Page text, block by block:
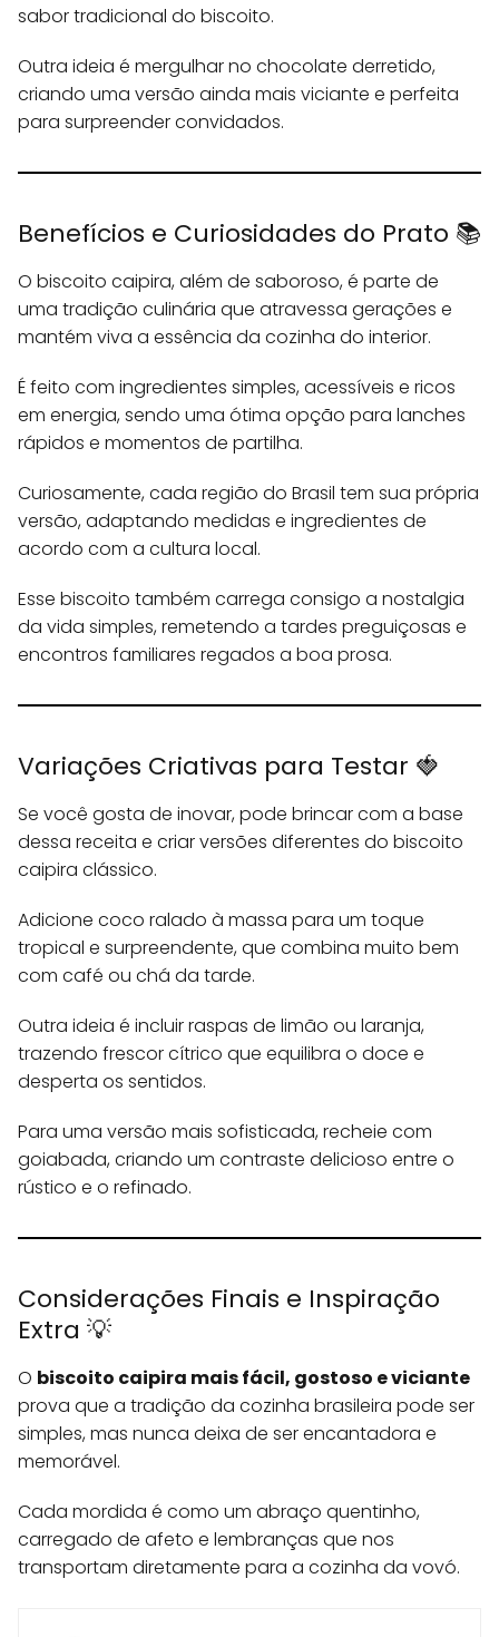
sabor tradicional do biscoito.
Outra ideia é mergulhar no chocolate derretido,
criando uma versão ainda mais viciante e perfeita
para surpreender convidados.
Benefícios e Curiosidades do Prato 📚
O biscoito caipira, além de saboroso, é parte de
uma tradição culinária que atravessa gerações e
mantém viva a essência da cozinha do interior.
É feito com ingredientes simples, acessíveis e ricos
em energia, sendo uma ótima opção para lanches
rápidos e momentos de partilha.
Curiosamente, cada região do Brasil tem sua própria
versão, adaptando medidas e ingredientes de
acordo com a cultura local.
Esse biscoito também carrega consigo a nostalgia
da vida simples, remetendo a tardes preguiçosas e
encontros familiares regados a boa prosa.
Variações Criativas para Testar 🍓
Se você gosta de inovar, pode brincar com a base
dessa receita e criar versões diferentes do biscoito
caipira clássico.
Adicione coco ralado à massa para um toque
tropical e surpreendente, que combina muito bem
com café ou chá da tarde.
Outra ideia é incluir raspas de limão ou laranja,
trazendo frescor cítrico que equilibra o doce e
desperta os sentidos.
Para uma versão mais sofisticada, recheie com
goiabada, criando um contraste delicioso entre o
rústico e o refinado.
Considerações Finais e Inspiração
Extra 💡
O biscoito caipira mais fácil, gostoso e viciante
prova que a tradição da cozinha brasileira pode ser
simples, mas nunca deixa de ser encantadora e
memorável.
Cada mordida é como um abraço quentinho,
carregado de afeto e lembranças que nos
transportam diretamente para a cozinha da vovó.